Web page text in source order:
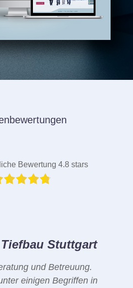
Bewertung 4.8 stars
Stuttgart
und Betreuung.
einigen Begriffen in